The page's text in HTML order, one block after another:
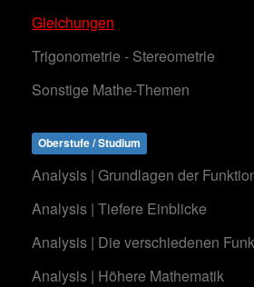
Gleichungen
Trigonometrie - Stereometrie
Sonstige Mathe-Themen
Oberstufe / Studium
Analysis | Grundlagen der
Analysis | Tiefere Einblicke
Analysis | Die verschiedenen
Analysis | Höhere Mathematik